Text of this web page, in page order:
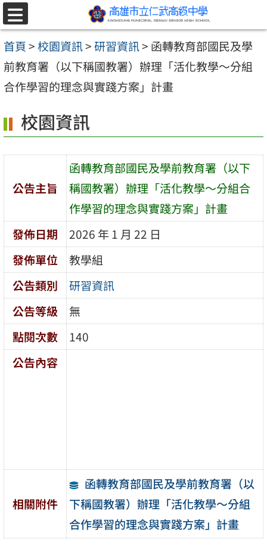
跳至主要內容區
選
單
首頁>校園資訊>研習資訊> 函轉教育部國民及學
前教育署（以下稱國教署）辦理「活化教學～分組
合作學習的理念與實踐方案」計畫
校園資訊
公告主旨
函轉教育部國民及學前教育署（以下
稱國教署）辦理「活化教學～分組合
作學習的理念與實踐方案」計畫
發佈日期
2026 年 1 月 22 日
發佈單位
教學組
公告類別
研習資訊
公告等級
無
點閱次數
140
公告內容
相關附件
函轉教育部國民及學前教育署（以
下稱國教署）辦理「活化教學～分組
合作學習的理念與實踐方案」計畫